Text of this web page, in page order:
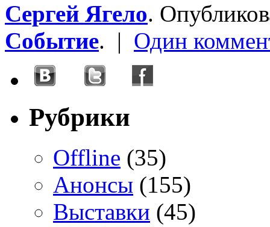
Сергей Ягело.
Событие. | Один
Рубрики
Offline (35)
Анонсы (155)
Выставки (45)